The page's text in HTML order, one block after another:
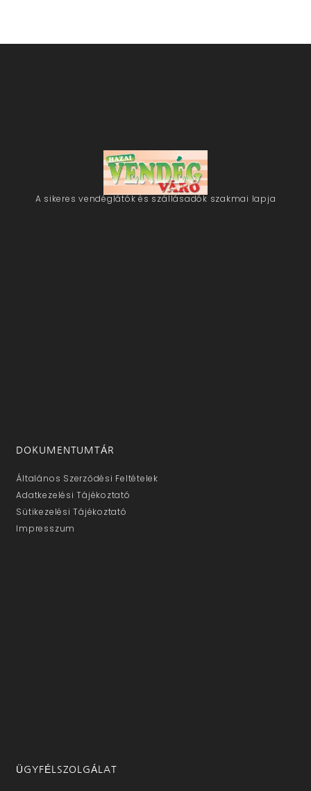
A sikeres vendéglátók és szállásadók szakmai lapja
DOKUMENTUMTÁR
Általános Szerződési Feltételek
Adatkezelési Tájékoztató
Sütikezelési Tájékoztató
Impresszum
ÜGYFÉLSZOLGÁLAT